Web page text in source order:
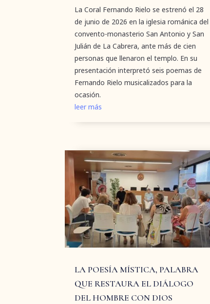
La Coral Fernando Rielo se estrenó el 28
de junio de 2026 en la iglesia románica del
convento-monasterio San Antonio y San
Julián de La Cabrera, ante más de cien
personas que llenaron el templo. En su
presentación interpretó seis poemas de
Fernando Rielo musicalizados para la
ocasión.
leer más
LA POESÍA MÍSTICA, PALABRA
QUE RESTAURA EL DIÁLOGO
DEL HOMBRE CON DIOS